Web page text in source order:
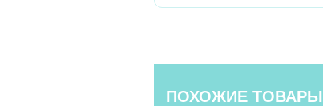
ПОХОЖИЕ ТОВАРЫ